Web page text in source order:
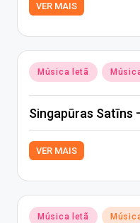
VER MAIS
Posted
in
Música letã
Singapūras Satīns
VER MAIS
Posted
Música letã